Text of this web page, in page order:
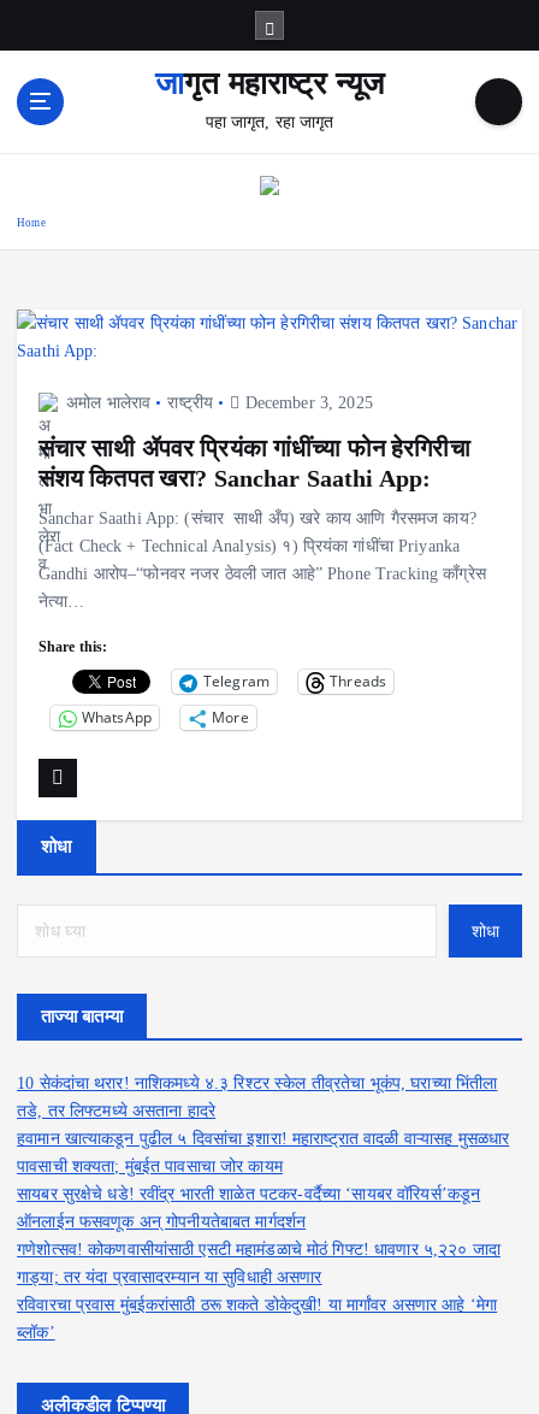
जागृत महाराष्ट्र न्यूज
पहा जागृत, रहा जागृत
Home
अमोल भालेराव राष्ट्रीय December 3, 2025
संचार साथी ॲपवर प्रियंका गांधींच्या फोन हेरगिरीचा
संशय कितपत खरा? Sanchar Saathi App:
Sanchar Saathi App: (संचार साथी अँप) खरे काय आणि गैरसमज काय?
(Fact Check + Technical Analysis) १) प्रियंका गांधींचा Priyanka
Gandhi आरोप–“फोनवर नजर ठेवली जात आहे” Phone Tracking काँग्रेस
नेत्या…
Share this:
Telegram
Threads
WhatsApp
More
शोधा
शोधा
ताज्या बातम्या
10 सेकंदांचा थरार! नाशिकमध्ये ४.३ रिश्टर स्केल तीव्रतेचा भूकंप, घराच्या भिंतीला
तडे, तर लिफ्टमध्ये असताना हादरे
हवामान खात्याकडून पुढील ५ दिवसांचा इशारा! महाराष्ट्रात वादळी वाऱ्यासह मुसळधार
पावसाची शक्यता; मुंबईत पावसाचा जोर कायम
सायबर सुरक्षेचे धडे! रवींद्र भारती शाळेत पटकर-वर्दैच्या ‘सायबर वॉरियर्स’कडून
ऑनलाईन फसवणूक अन् गोपनीयतेबाबत मार्गदर्शन
गणेशोत्सव! कोकणवासीयांसाठी एसटी महामंडळाचे मोठं गिफ्ट! धावणार ५,२२० जादा
गाड्या; तर यंदा प्रवासादरम्यान या सुविधाही असणार
रविवारचा प्रवास मुंबईकरांसाठी ठरू शकते डोकेदुखी! या मार्गांवर असणार आहे ‘मेगा
ब्लॉक’
अलीकडील टिप्पण्या